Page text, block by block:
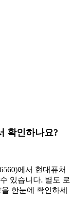
확인하나요?
에서 현대퓨처
있습니다. 별도 로
한눈에 확인하세